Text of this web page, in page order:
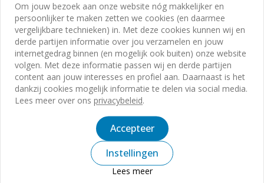
- B1-K1-W8 Afronden van elektrotechnische
installatiewerkzaamheden
Onderhouden van elektrotechnische installaties
woning en utiliteit en analyseren van storingen
- P2-K1-W1 Install., onderhoudt, modific. en/of adv.
over elektrotechn. install. woning en utiliteit
-Behoort niet tot het takenpakket: P2-K1-W2
Analyseert en verhelpt storingen aan
elektrotechnische installaties woning en utiliteit
- P2-K1-W3 Uitgebreid testen uitgev. werkzaamh. en in
bedrijf stellen installatie woning en utiliteit
Om jouw bezoek aan onze website nóg makkelijker en
persoonlijker te maken zetten we cookies (en daarmee
vergelijkbare technieken) in. Met deze cookies kunnen wij en
derde partijen informatie over jou verzamelen en jouw
internetgedrag binnen (en mogelijk ook buiten) onze website
volgen. Met deze informatie passen wij en derde partijen
content aan jouw interesses en profiel aan. Daarnaast is het
dankzij cookies mogelijk informatie te delen via social media.
Lees meer over ons privacybeleid.
Accepteer
Instellingen
Lees meer